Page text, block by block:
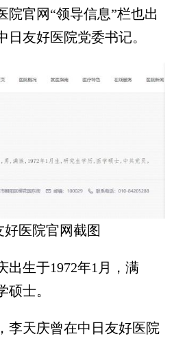
官网“领导信息”栏也出
友好医院党委书记。
好医院官网截图
生于1972年1月，满
士。
天庆曾在中日友好医院